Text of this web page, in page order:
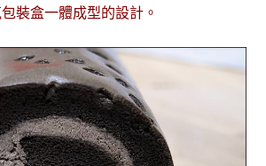
裝盒一體成型的設計。